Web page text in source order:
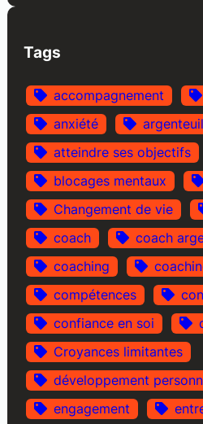
Tags
accompagnement
anxiété
argenteuil
atteindre ses objectifs
blocages mentaux
Changement de vie
coach
coach
coaching
compétences
confiance en soi
Croyances limitantes
développement
engagement